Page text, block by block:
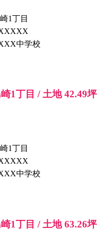
1丁目
中学校
1丁目 / 土地 42.49坪
1丁目
中学校
1丁目 / 土地 63.26坪